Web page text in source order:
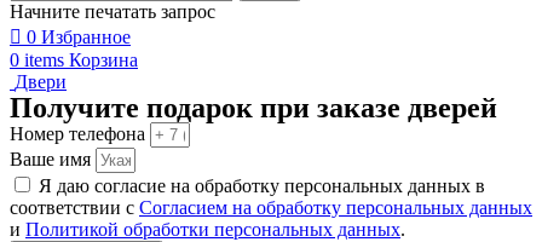
Начните печатать запрос
0 Избранное
0 items Корзина
Двери
Получите подарок при заказе дверей
Номер телефона
Ваше имя
Я даю согласие на обработку персональных данных в
соответствии с Согласием на обработку персональных данных
и Политикой обработки персональных данных.